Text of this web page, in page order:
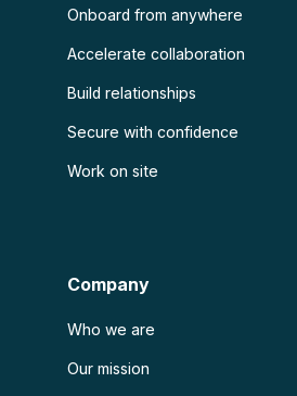
Onboard from anywhere
Accelerate collaboration
Build relationships
Secure with confidence
Work on site
Company
Who we are
Our mission